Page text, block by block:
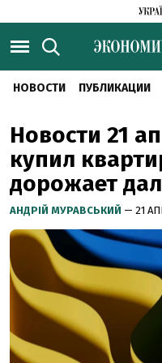
НОВОСТИ ПУБЛИКАЦИИ
Новости 21
купил
дорожает
АНДРІЙ МУРАВСЬКИЙ — 21